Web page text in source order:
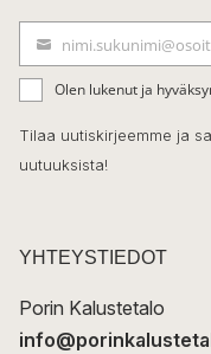
e
b
o
o
k
ä
h
k
t
Olen lukenut ja
Tilaa uutiskirjeemme ja
uutuuksista!
YHTEYSTIEDOT
Porin Kalustetalo